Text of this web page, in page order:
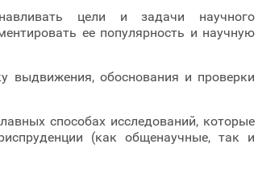
цели и задачи научного
ее популярность и научную
выдвижения, обоснования и проверки
способах исследований, которые
(как общенаучные, так и